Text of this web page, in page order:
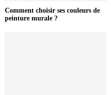
Comment choisir ses couleurs de
peinture murale ?